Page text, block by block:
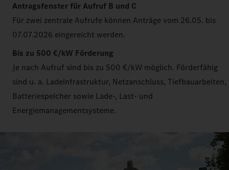
Antragsfenster für Aufruf B und C
Für zwei zentrale Aufrufe können Anträge vom 26.05. bis
07.07.2026 eingereicht werden.
Bis zu 500 €/kW Förderung
Je nach Aufruf sind bis zu 500 €/kW möglich. Förderfähig
sind u. a. Ladeinfrastruktur, Netzanschluss, Tiefbauarbeiten,
Batteriespeicher sowie Lade-, Last- und
Energiemanagementsysteme.